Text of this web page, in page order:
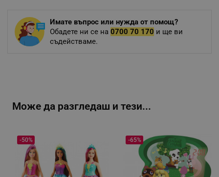
Имате въпрос или нужда от помощ?
Обадете ни се на 0700 70 170 и ще ви
съдействаме.
Може да разгледаш и тези...
-50% -65%